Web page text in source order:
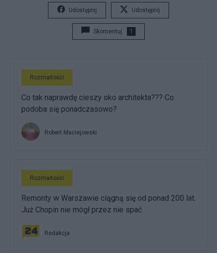
Udostępnij Udostępnij
Skomentuj 1
Rozmaitości
Co tak naprawdę cieszy oko architekta??? Co
podoba się ponadczasowo?
Robert Maciejowski
Rozmaitości
Remonty w Warszawie ciągną się od ponad 200 lat.
Już Chopin nie mógł przez nie spać
Redakcja